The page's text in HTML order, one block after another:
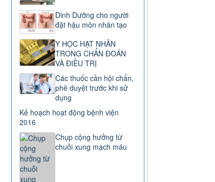
Dinh Dưỡng cho người
đặt hậu môn nhân tạo
Y HỌC HẠT NHÂN
TRONG CHẨN ĐOÁN
VÀ ĐIỀU TRỊ
Các thuốc cần hội chẩn,
phê duyệt trước khi sử
dụng
Kế hoạch hoạt động bệnh viện
2016
Chụp cộng hưởng từ
chuỗi xung mạch máu